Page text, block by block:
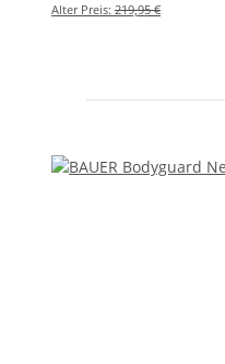
Alter Preis: 219,95 €